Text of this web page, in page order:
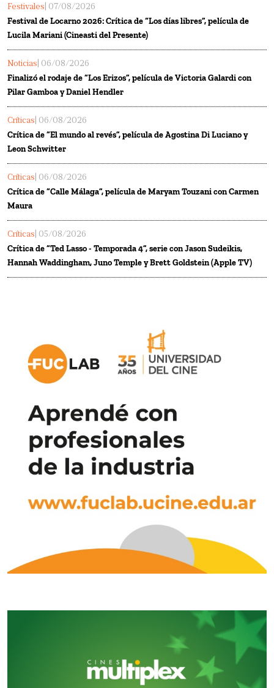
Festivales | 07/08/2026
Festival de Locarno 2026: Crítica de “Los días libres”, película de
Lucila Mariani (Cineasti del Presente)
Noticias | 06/08/2026
Finalizó el rodaje de “Los Erizos”, película de Victoria Galardi con
Pilar Gamboa y Daniel Hendler
Críticas | 06/08/2026
Crítica de “El mundo al revés”, película de Agostina Di Luciano y
Leon Schwitter
Críticas | 06/08/2026
Crítica de “Calle Málaga”, película de Maryam Touzani con Carmen
Maura
Críticas | 05/08/2026
Crítica de “Ted Lasso - Temporada 4”, serie con Jason Sudeikis,
Hannah Waddingham, Juno Temple y Brett Goldstein (Apple TV)